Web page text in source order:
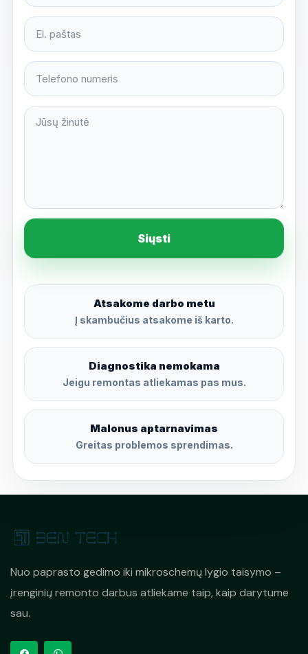
Siųsti
Atsakome darbo metu
Į skambučius atsakome iš karto.
Diagnostika nemokama
Jeigu remontas atliekamas pas mus.
Malonus aptarnavimas
Greitas problemos sprendimas.
Nuo paprasto gedimo iki mikroschemų lygio taisymo –
įrenginių remonto darbus atliekame taip, kaip darytume
sau.